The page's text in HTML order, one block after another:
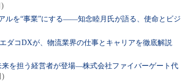
)
ルを“事業”にする――知念睦月氏が語る、使命とビジ
ダコDXが、物流業界の仕事とキャリアを徹底解説
来を担う経営者が登場―株式会社ファイバーゲート代
)